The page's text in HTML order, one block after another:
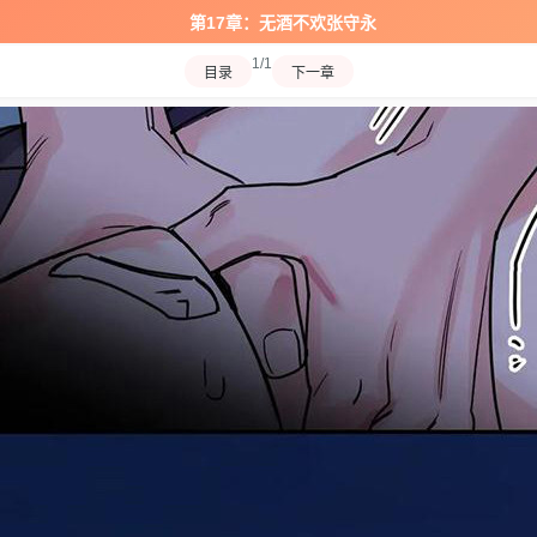
第17章：无酒不欢张守永
目录
1/1
下一章